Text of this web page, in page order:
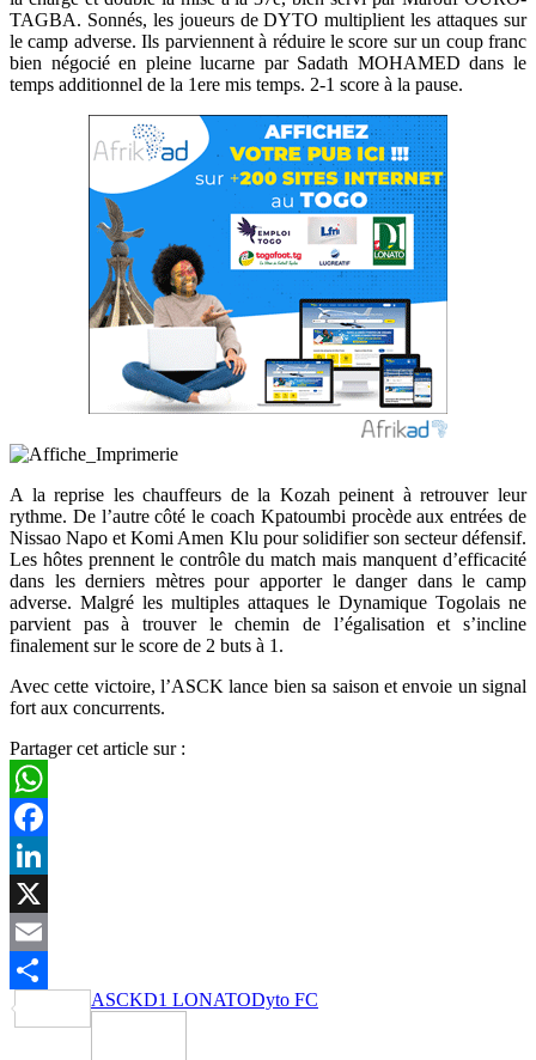
TAGBA. Sonnés, les joueurs de DYTO multiplient les attaques sur
le camp adverse. Ils parviennent à réduire le score sur un coup franc
bien négocié en pleine lucarne par Sadath MOHAMED dans le
temps additionnel de la 1ere mis temps. 2-1 score à la pause.
A la reprise les chauffeurs de la Kozah peinent à retrouver leur
rythme. De l’autre côté le coach Kpatoumbi procède aux entrées de
Nissao Napo et Komi Amen Klu pour solidifier son secteur défensif.
Les hôtes prennent le contrôle du match mais manquent d’efficacité
dans les derniers mètres pour apporter le danger dans le camp
adverse. Malgré les multiples attaques le Dynamique Togolais ne
parvient pas à trouver le chemin de l’égalisation et s’incline
finalement sur le score de 2 buts à 1.
Avec cette victoire, l’ASCK lance bien sa saison et envoie un signal
fort aux concurrents.
Partager cet article sur :
WhatsApp
Facebook
LinkedIn
X
Email
Partager
ASCKD1 LONATODyto FC